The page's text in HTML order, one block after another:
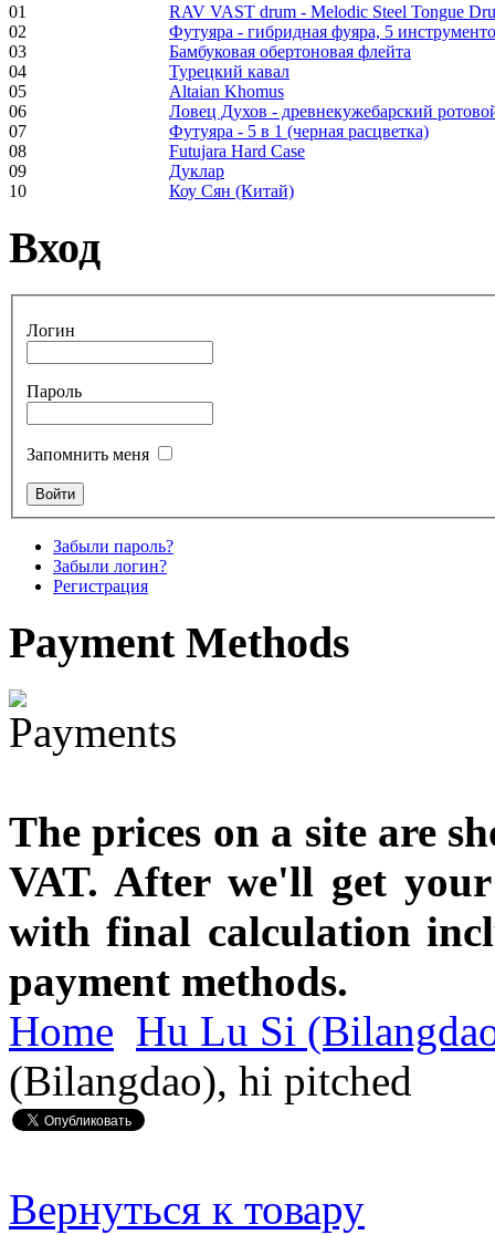
Frame and Shaman
Drum "Master of
Animals", tunable,
with Henna
€530.00
Tunable Tonbak with
pyrography art
Snake Didgeridoo
designed
€790.00
€711.00
Вы экономите: €79.00
01
RAV VAST drum - Melodic Steel Tongue
02
Футуяра - гибридная фуяра, 5
03
Бамбуковая обертоновая флейта
04
Турецкий кавал
05
Altaian Khomus
06
Ловец Духов - древнекужебарский
07
Футуяра - 5 в 1 (черная расцветка)
08
Futujara Hard Case
09
Дуклар
10
Коу Сян (Китай)
Вход
Логин
Пароль
Запомнить меня
Забыли пароль?
Забыли логин?
Регистрация
PaymentMethods
The prices on a site are
VAT. After we'll get
with final calculation
payment methods.
Home Hu Lu Si
(Bilangdao), hi pitched
Вернуться к товару